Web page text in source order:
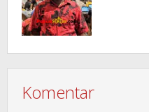
Komentar